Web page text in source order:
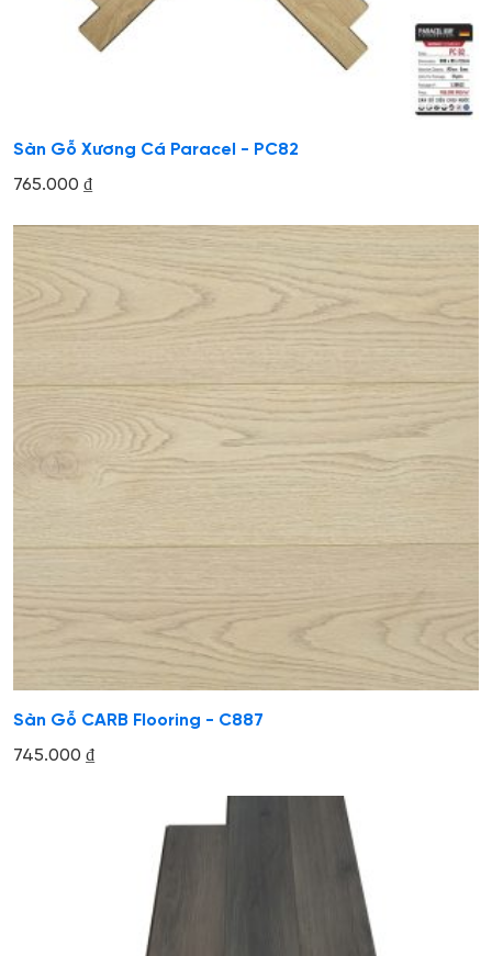
Sàn Gỗ Xương Cá Paracel - PC82
765.000 ₫
Sàn Gỗ CARB Flooring - C887
745.000 ₫